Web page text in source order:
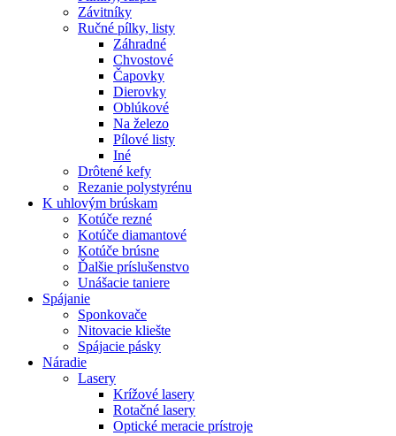
Závitníky
Ručné pílky, listy
Záhradné
Chvostové
Čapovky
Dierovky
Oblúkové
Na železo
Pílové listy
Iné
Drôtené kefy
Rezanie polystyrénu
K uhlovým brúskam
Kotúče rezné
Kotúče diamantové
Kotúče brúsne
Ďalšie príslušenstvo
Unášacie taniere
Spájanie
Sponkovače
Nitovacie kliešte
Spájacie pásky
Náradie
Lasery
Krížové lasery
Rotačné lasery
Optické meracie prístroje